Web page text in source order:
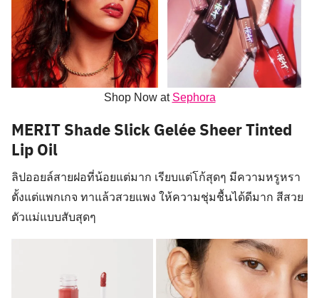
Shop Now at Sephora
MERIT Shade Slick Gelée Sheer Tinted
Lip Oil
ลิปออยล์สายฝอที่น้อยแต่มาก เรียบแต่โก้สุดๆ มีความหรูหรา
ตั้งแต่แพกเกจ ทาแล้วสวยแพง ให้ความชุ่มชื้นได้ดีมาก สีสวย
ตัวแม่แบบสับสุดๆ